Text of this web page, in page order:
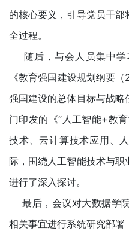
的核心要义，引导党员干
全过程。
随后，与会人员集中学
《教育强国建设规划纲要
强国建设的总体目标与战
门印发的《“人工智能+教
技术、云计算技术应用、
际，围绕人工智能技术与
进行了深入探讨。
最后，会议对大数据学
相关事宜进行系统研究部